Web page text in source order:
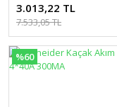
3.013,22 TL
7.533,05 TL
%60